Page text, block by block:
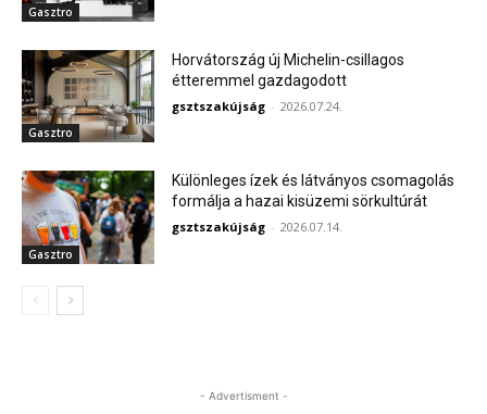
Gasztro
Gasztro
Horvátország új Michelin-csillagos
étteremmel gazdagodott
gsztszakújság - 2026.07.24.
Gasztro
Különleges ízek és látványos csomagolás
formálja a hazai kisüzemi sörkultúrát
gsztszakújság - 2026.07.14.
- Advertisment -